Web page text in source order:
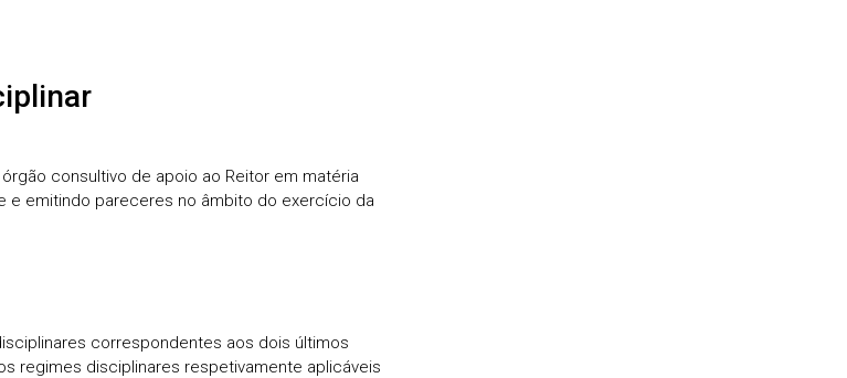
consultivo de apoio ao Reitor em matéria
e emitindo pareceres no âmbito do exercício da
correspondentes aos dois últimos
regimes disciplinares respetivamente aplicáveis